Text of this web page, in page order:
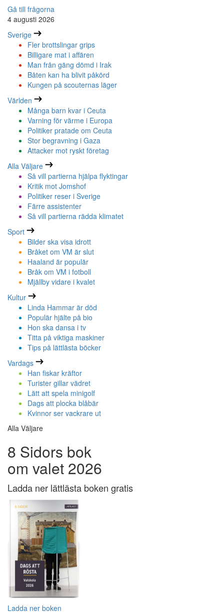
Gå till frågorna
4 augusti 2026
Sverige
Fler brottslingar grips
Billigare mat i affären
Man från gäng dömd i Irak
Båten kan ha blivit påkörd
Kungen på scouternas läger
Världen
Många barn kvar i Ceuta
Varning för värme i Europa
Politiker pratade om Ceuta
Stor begravning i Gaza
Attacker mot ryskt företag
Alla Väljare
Så vill partierna hjälpa flyktingar
Kritik mot Jomshof
Politiker reser i Sverige
Färre assistenter
Så vill partierna rädda klimatet
Sport
Bilder ska visa idrott
Bråket om VM är slut
Haaland är populär
Bråk om VM i fotboll
Mjällby vidare i kvalet
Kultur
Linda Hammar är död
Populär hjälte på bio
Hon ska dansa i tv
Titta på viktiga maskiner
Tips på lättlästa böcker
Vardags
Han fiskar kräftor
Turister gillar vädret
Lätt att spela minigolf
Dags att plocka blåbär
Kvinnor ser vackrare ut
Alla Väljare
8 Sidors bok
om valet 2026
Ladda ner lättlästa boken gratis
Ladda ner boken